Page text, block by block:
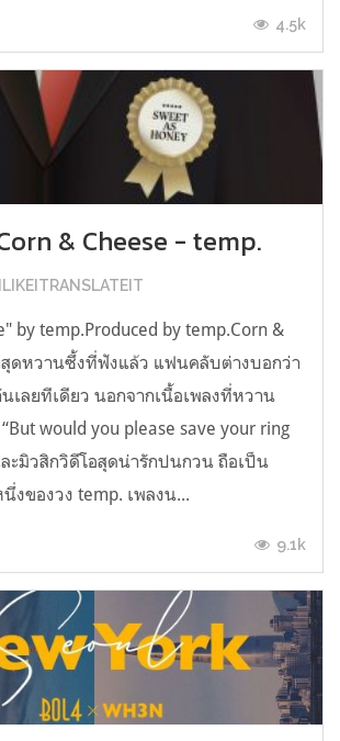
4.5k
& Cheese - temp.
by temp.Produced by temp.Corn &
สุดหวานซึ้งที่ฟังแล้ว แฟนคลับต่างบอกว่า
ลยทีเดียว นอกจากเนื้อเพลงที่หวาน
would you please save your ring
ะมิวสิกวิดีโอสุดน่ารักปนกวน ถือเป็น
งของวง temp. เพลงน...
9.1k